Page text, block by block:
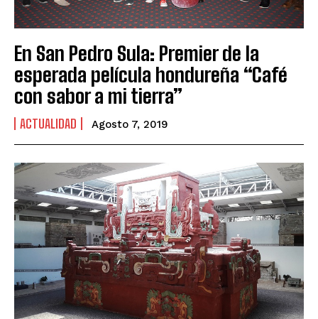
En San Pedro Sula: Premier de la
esperada película hondureña “Café
con sabor a mi tierra”
ACTUALIDAD Agosto 7, 2019